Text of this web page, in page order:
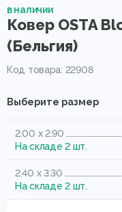
в наличии
Ковер OSTA
(Бельгия)
Код товара: 22908
Выберите размер
2.00 x 2.90
На складе 2 шт.
2.40 x 3.30
На складе 2 шт.